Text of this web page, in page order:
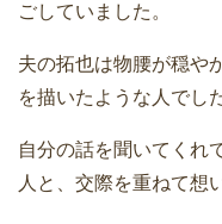
ごしていました。
夫の拓也は物腰が穏や
を描いたような人でし
自分の話を聞いてくれ
人と、交際を重ねて想